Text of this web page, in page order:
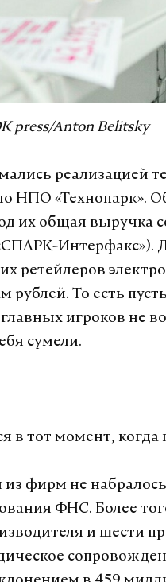
press/Anton Belitsky
реализацией
НПО «Технопарк».
их общая выручка
Интерфакс»).
ретейлеров
рублей. То есть
главных игроков не
сумели.
в тот момент,
из фирм не
ФНС. Более
и шести